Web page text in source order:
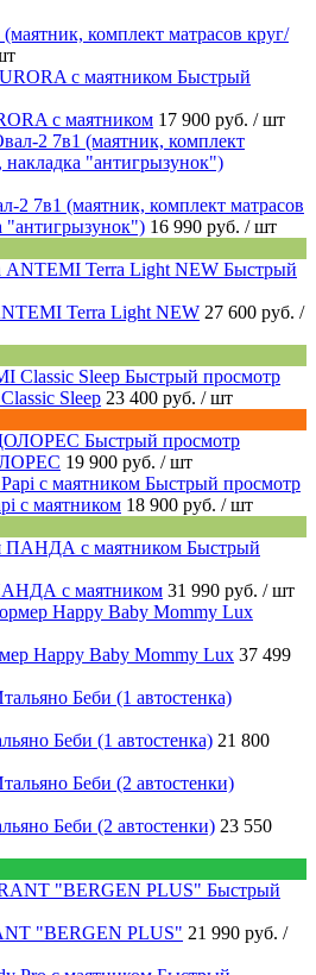
комплект матрасов круг/
Быстрый
c маятником 17 900 руб. / шт
2 7в1 (маятник, комплект матрасов
"антигрызунок") 16 990 руб. / шт
Быстрый
Terra Light NEW 27 600 руб. /
Быстрый просмотр
Sleep 23 400 руб. / шт
Быстрый просмотр
19 900 руб. / шт
Быстрый просмотр
с маятником 18 900 руб. / шт
Быстрый
с маятником 31 990 руб. / шт
Happy Baby Mommy Lux 37 499
Беби (1 автостенка) 21 800
Беби (2 автостенки) 23 550
Быстрый
"BERGEN PLUS" 21 990 руб. /